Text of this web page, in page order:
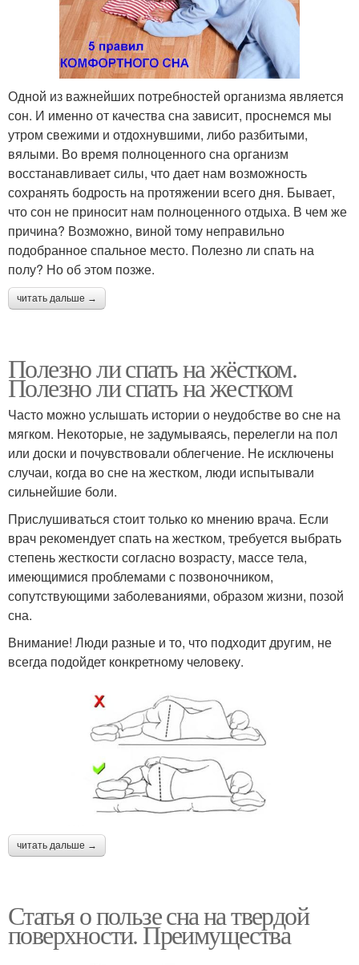
Одной из важнейших потребностей организма является
сон. И именно от качества сна зависит, проснемся мы
утром свежими и отдохнувшими, либо разбитыми,
вялыми. Во время полноценного сна организм
восстанавливает силы, что дает нам возможность
сохранять бодрость на протяжении всего дня. Бывает,
что сон не приносит нам полноценного отдыха. В чем же
причина? Возможно, виной тому неправильно
подобранное спальное место. Полезно ли спать на
полу? Но об этом позже.
читать дальше →
Полезно ли спать на жёстком.
Полезно ли спать на жестком
Часто можно услышать истории о неудобстве во сне на
мягком. Некоторые, не задумываясь, перелегли на пол
или доски и почувствовали облегчение. Не исключены
случаи, когда во сне на жестком, люди испытывали
сильнейшие боли.
Прислушиваться стоит только ко мнению врача. Если
врач рекомендует спать на жестком, требуется выбрать
степень жесткости согласно возрасту, массе тела,
имеющимися проблемами с позвоночником,
сопутствующими заболеваниями, образом жизни, позой
сна.
Внимание! Люди разные и то, что подходит другим, не
всегда подойдет конкретному человеку.
читать дальше →
Статья о пользе сна на твердой
поверхности. Преимущества